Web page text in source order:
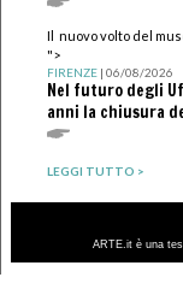
Il nuovo volto del
">
FIRENZE| 06/08/2026
Nel futuro degli
anni la chiusura
LEGGI TUTTO >
ARTE.it è una